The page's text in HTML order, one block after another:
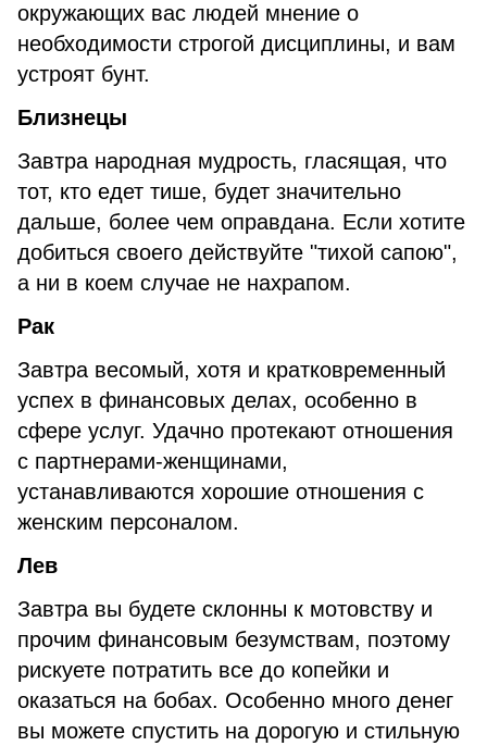
окружающих вас людей мнение о
необходимости строгой дисциплины, и вам
устроят бунт.
Близнецы
Завтра народная мудрость, гласящая, что
тот, кто едет тише, будет значительно
дальше, более чем оправдана. Если хотите
добиться своего действуйте "тихой сапою",
а ни в коем случае не нахрапом.
Рак
Завтра весомый, хотя и кратковременный
успех в финансовых делах, особенно в
сфере услуг. Удачно протекают отношения
с партнерами-женщинами,
устанавливаются хорошие отношения с
женским персоналом.
Лев
Завтра вы будете склонны к мотовству и
прочим финансовым безумствам, поэтому
рискуете потратить все до копейки и
оказаться на бобах. Особенно много денег
вы можете спустить на дорогую и стильную